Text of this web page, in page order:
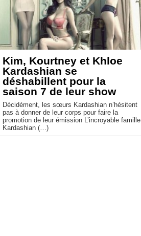
Kim, Kourtney et Khloe
Kardashian se
déshabillent pour la
saison 7 de leur show
Décidément, les sœurs Kardashian n’hésitent
pas à donner de leur corps pour faire la
promotion de leur émission L’incroyable famille
Kardashian (…)